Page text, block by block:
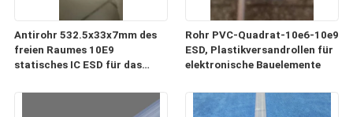
Antirohr 532.5x33x7mm des
freien Raumes 10E9
statisches IC ESD für das
Rohr PVC-Quadrat-10e6-10e9
ESD, Plastikversandrollen für
elektronische Bauelemente